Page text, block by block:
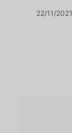
22/11/2021